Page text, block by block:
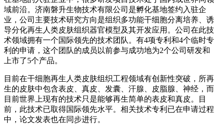
域前沿。济南磐升生物技术有限公司是孵化基地签约入驻企
业，公司主要技术研究方向是组织多功能干细胞分离培养、诱
导分化再生人类皮肤组织器官模型及其开发应用。公司在此技
术领域拥有一个国际领先的技术团队。有4项专利和4个临时专
利的申请，这个团队的成员以前参与成功地为2个公司研发和
上市了5个产品。
目前在干细胞再生人类皮肤组织工程领域有创新性突破，所再
生的皮肤中包含表皮、真皮、发囊、汗腺、皮脂腺、神经，而
目前世界上现有的技术只是能够再生简单的表皮和真皮。目
前，此技术已取得国际领先水平。相关技术专利已在申请过程
中，论文发表也在同步进行。